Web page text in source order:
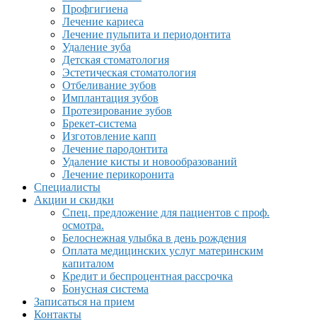
Профгигиена
Лечение кариеса
Лечение пульпита и периодонтита
Удаление зуба
Детская стоматология
Эстетическая стоматология
Отбеливание зубов
Имплантация зубов
Протезирование зубов
Брекет-система
Изготовление капп
Лечение пародонтита
Удаление кисты и новообразований
Лечение перикоронита
Специалисты
Акции и скидки
Спец. предложение для пациентов с проф.
осмотра.
Белоснежная улыбка в день рождения
Оплата медицинских услуг материнским
капиталом
Кредит и беспроцентная рассрочка
Бонусная система
Записаться на прием
Контакты